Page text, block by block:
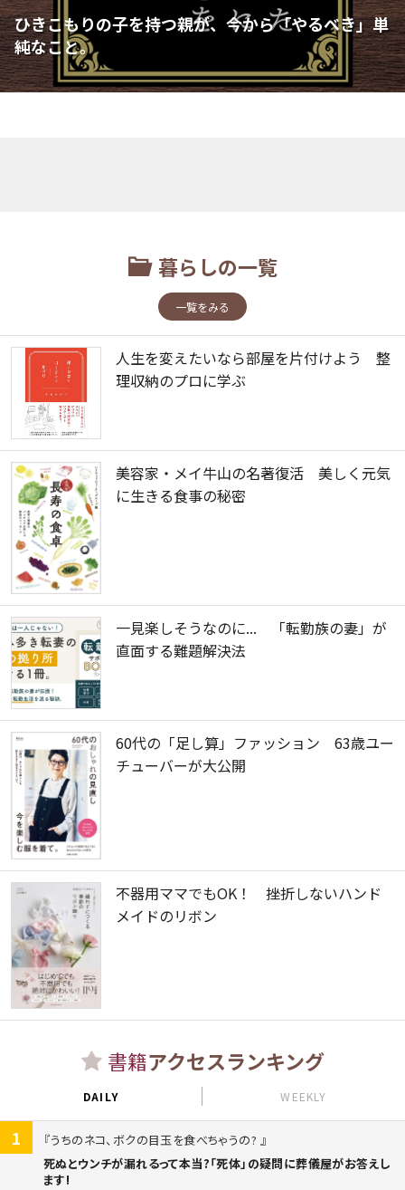
ひきこもりの子を持つ親が、今から「やるべき」単
純なこと。
暮らしの一覧
一覧をみる
人生を変えたいなら部屋を片付けよう 整
理収納のプロに学ぶ
美容家・メイ牛山の名著復活 美しく元気
に生きる食事の秘密
一見楽しそうなのに... 「転勤族の妻」が
直面する難題解決法
60代の「足し算」ファッション 63歳ユー
チューバーが大公開
不器用ママでもOK！ 挫折しないハンド
メイドのリボン
書籍アクセスランキング
DAILY WEEKLY
1
うちのネコ、ボクの目玉を食べちゃうの?
死ぬとウンチが漏れるって本当?「死体」の疑問に葬儀屋がお答えし
ます!